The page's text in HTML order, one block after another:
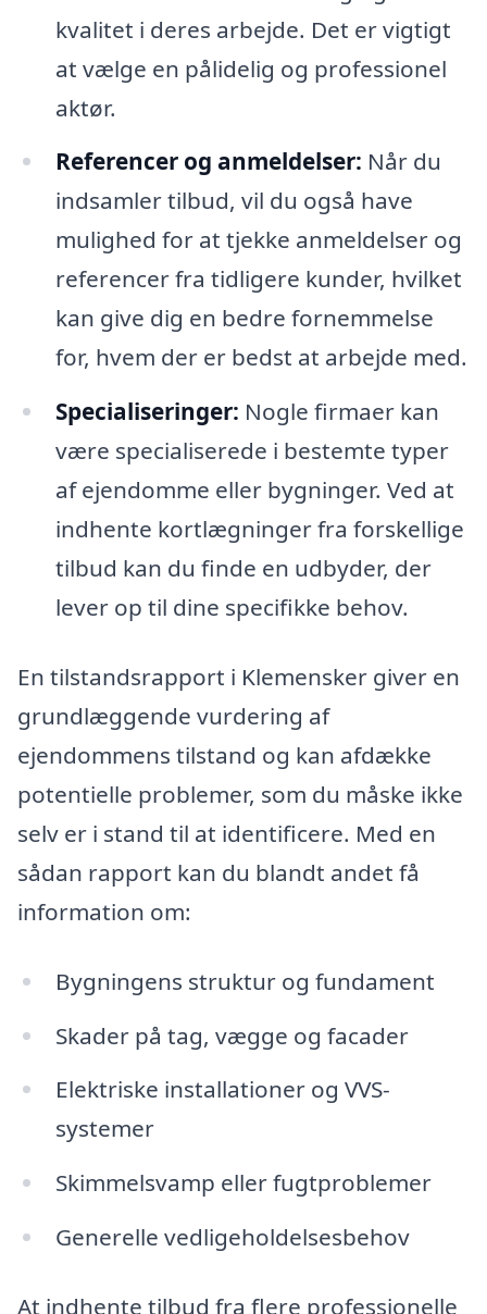
kvalitet i deres arbejde. Det er vigtigt
at vælge en pålidelig og professionel
aktør.
Referencer og anmeldelser: Når du
indsamler tilbud, vil du også have
mulighed for at tjekke anmeldelser og
referencer fra tidligere kunder, hvilket
kan give dig en bedre fornemmelse
for, hvem der er bedst at arbejde med.
Specialiseringer: Nogle firmaer kan
være specialiserede i bestemte typer
af ejendomme eller bygninger. Ved at
indhente kortlægninger fra forskellige
tilbud kan du finde en udbyder, der
lever op til dine specifikke behov.
En tilstandsrapport i Klemensker giver en
grundlæggende vurdering af
ejendommens tilstand og kan afdække
potentielle problemer, som du måske ikke
selv er i stand til at identificere. Med en
sådan rapport kan du blandt andet få
information om:
Bygningens struktur og fundament
Skader på tag, vægge og facader
Elektriske installationer og VVS-
systemer
Skimmelsvamp eller fugtproblemer
Generelle vedligeholdelsesbehov
At indhente tilbud fra flere professionelle